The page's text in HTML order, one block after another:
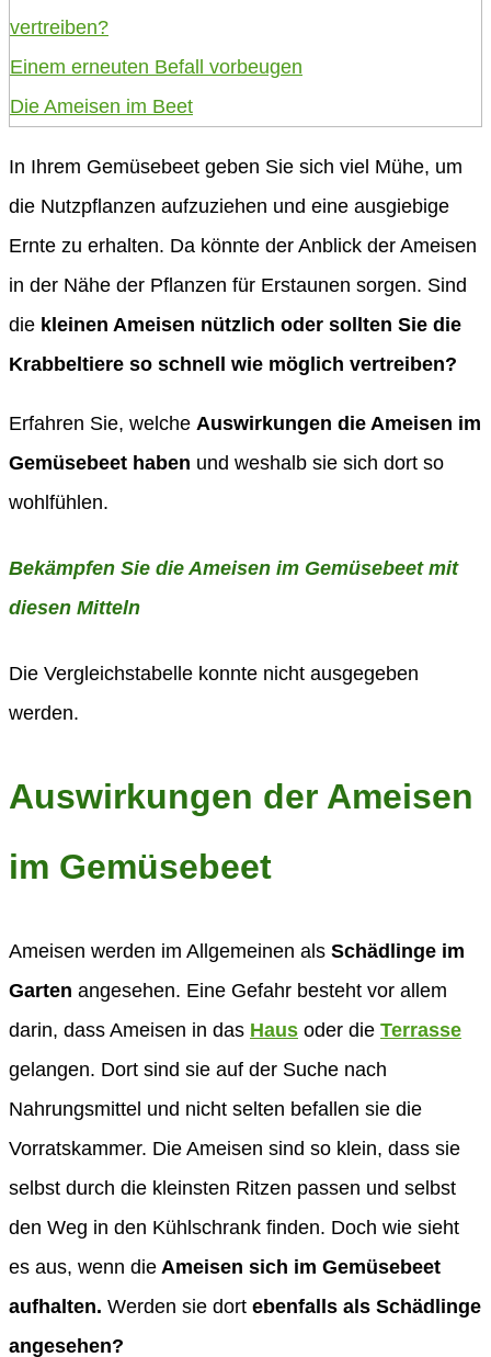
vertreiben?
Einem erneuten Befall vorbeugen
Die Ameisen im Beet
In Ihrem Gemüsebeet geben Sie sich viel Mühe, um
die Nutzpflanzen aufzuziehen und eine ausgiebige
Ernte zu erhalten. Da könnte der Anblick der Ameisen
in der Nähe der Pflanzen für Erstaunen sorgen. Sind
die kleinen Ameisen nützlich oder sollten Sie die
Krabbeltiere so schnell wie möglich vertreiben?
Erfahren Sie, welche Auswirkungen die Ameisen im
Gemüsebeet haben und weshalb sie sich dort so
wohlfühlen.
Bekämpfen Sie die Ameisen im Gemüsebeet mit
diesen Mitteln
Die Vergleichstabelle konnte nicht ausgegeben
werden.
Auswirkungen der Ameisen
im Gemüsebeet
Ameisen werden im Allgemeinen als Schädlinge im
Garten angesehen. Eine Gefahr besteht vor allem
darin, dass Ameisen in das Haus oder die Terrasse
gelangen. Dort sind sie auf der Suche nach
Nahrungsmittel und nicht selten befallen sie die
Vorratskammer. Die Ameisen sind so klein, dass sie
selbst durch die kleinsten Ritzen passen und selbst
den Weg in den Kühlschrank finden. Doch wie sieht
es aus, wenn die Ameisen sich im Gemüsebeet
aufhalten. Werden sie dort ebenfalls als Schädlinge
angesehen?